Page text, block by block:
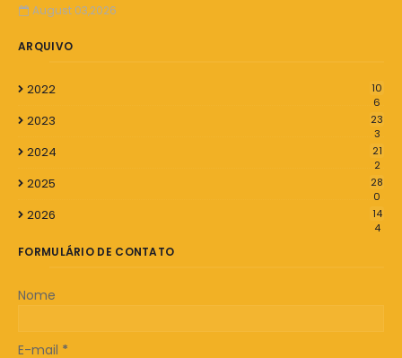
August 03,2026
ARQUIVO
2022
10
6
2023
23
3
2024
21
2
2025
28
0
2026
14
4
FORMULÁRIO DE CONTATO
Nome
E-mail *